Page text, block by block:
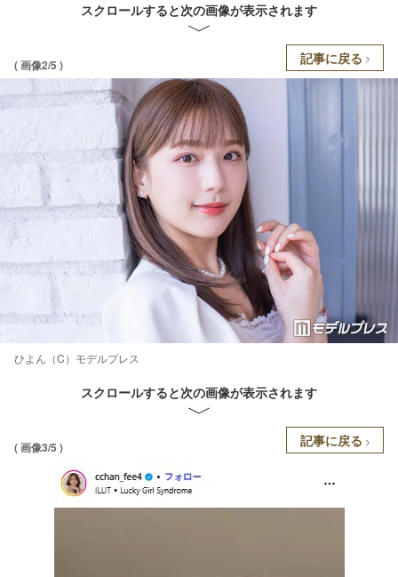
スクロールすると次の画像が表示されます
( 画像2/5 ) 記事に戻る
ひよん（C）モデルプレス
スクロールすると次の画像が表示されます
( 画像3/5 ) 記事に戻る